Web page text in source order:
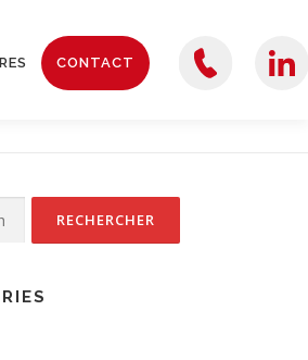
CONTACT LINKEDIN